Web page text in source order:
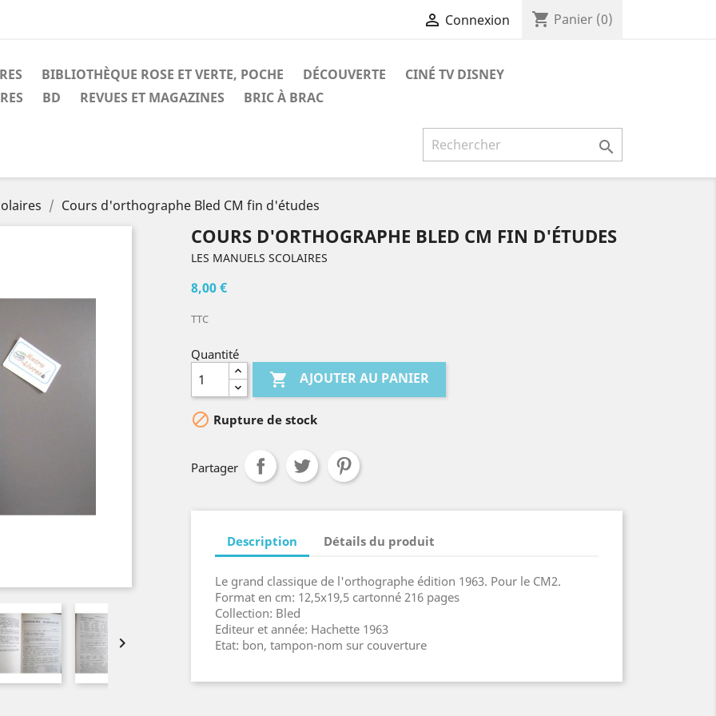
 Connexion shopping_cart Panier (0)
BIBLIOTHÈQUE ROSE ET VERTE, POCHE DÉCOUVERTE
CINÉ TV DISNEY
BD REVUES ET MAGAZINES BRIC À BRAC

Cours d'orthographe Bled CM fin d'études

COURS D'ORTHOGRAPHE BLED CM FIN D'ÉTUDES
LES MANUELS SCOLAIRES
8,00 €
TTC
Quantité
 AJOUTER AU PANIER
 Rupture de stock
Partager
Description Détails du produit
Le grand classique de l'orthographe édition 1963. Pour le CM2.
Format en cm: 12,5x19,5 cartonné 216 pages
Collection: Bled
Editeur et année: Hachette 1963
Etat: bon, tampon-nom sur couverture